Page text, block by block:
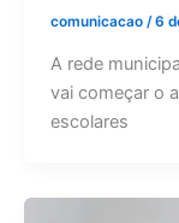
comunicacao /6
A rede
vai começar o
escolares